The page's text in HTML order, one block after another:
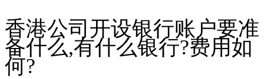
香港公司开设银行账户要准
备什么,有什么银行?费用如
何?